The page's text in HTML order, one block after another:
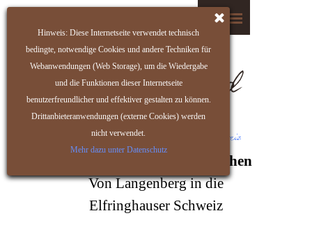
Wandern im Niederbergischen
Von Langenberg in die
Elfringhauser Schweiz
Hinweis: Diese Internetseite verwendet technisch
bedingte, notwendige Cookies und andere Techniken für
Webanwendungen (Web Storage), um die Wiedergabe
und die Funktionen dieser Internetseite
benutzerfreundlicher und effektiver gestalten zu können.
Drittanbieteranwendungen (externe Cookies) werden
nicht verwendet.
Mehr dazu unter Datenschutz